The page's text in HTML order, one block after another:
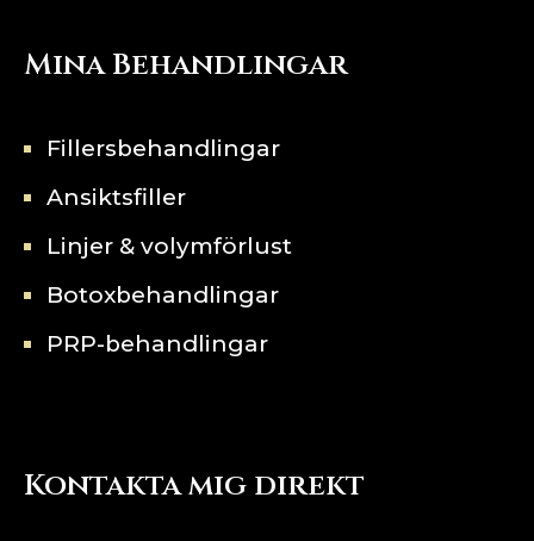
Mina Behandlingar
Fillersbehandlingar
Ansiktsfiller
Linjer & volymförlust
Botoxbehandlingar
PRP-behandlingar
Kontakta mig direkt